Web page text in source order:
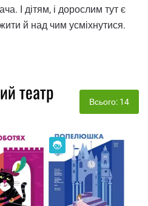
І дітям, і дорослим тут є
й над чим усміхнутися.
театр
Всього: 14